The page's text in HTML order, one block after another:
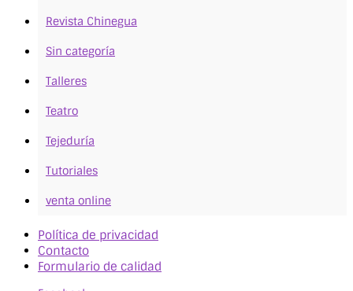
Revista Chinegua
Sin categoría
Talleres
Teatro
Tejeduría
Tutoriales
venta online
Política de privacidad
Contacto
Formulario de calidad